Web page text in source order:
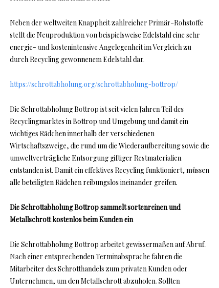
Neben der weltweiten Knappheit zahlreicher Primär-Rohstoffe
stellt die Neuproduktion von beispielsweise Edelstahl eine sehr
energie- und kostenintensive Angelegenheit im Vergleich zu
durch Recycling gewonnenem Edelstahl dar.
https://schrottabholung.org/schrottabholung-bottrop/
Die Schrottabholung Bottrop ist seit vielen Jahren Teil des
Recyclingmarktes in Bottrop und Umgebung und damit ein
wichtiges Rädchen innerhalb der verschiedenen
Wirtschaftszweige, die rund um die Wiederaufbereitung sowie die
umweltverträgliche Entsorgung giftiger Restmaterialien
entstanden ist. Damit ein effektives Recycling funktioniert, müssen
alle beteiligten Rädchen reibungslos ineinander greifen.
Die Schrottabholung Bottrop sammelt sortenreinen und
Metallschrott kostenlos beim Kunden ein
Die Schrottabholung Bottrop arbeitet gewissermaßen auf Abruf.
Nach einer entsprechenden Terminabsprache fahren die
Mitarbeiter des Schrotthandels zum privaten Kunden oder
Unternehmen, um den Metallschrott abzuholen. Sollten